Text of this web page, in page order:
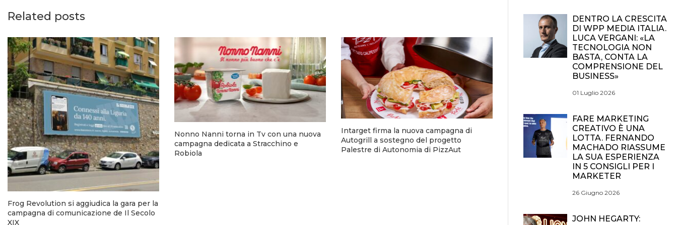
Related posts
Frog Revolution si aggiudica la gara per la
campagna di comunicazione de Il Secolo
XIX
Nonno Nanni torna in Tv con una nuova
campagna dedicata a Stracchino e
Robiola
Intarget firma la nuova campagna di
Autogrill a sostegno del progetto
Palestre di Autonomia di PizzAut
DENTRO LA CRESCITA
DI WPP MEDIA ITALIA.
LUCA VERGANI: «LA
TECNOLOGIA NON
BASTA, CONTA LA
COMPRENSIONE DEL
BUSINESS»
01 Luglio 2026
FARE MARKETING
CREATIVO È UNA
LOTTA. FERNANDO
MACHADO RIASSUME
LA SUA ESPERIENZA
IN 5 CONSIGLI PER I
MARKETER
26 Giugno 2026
JOHN HEGARTY: